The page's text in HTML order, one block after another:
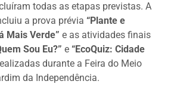
todas as etapas previstas. A
a prova prévia “Plante e
Mais Verde” e as atividades finais
Sou Eu?” e “EcoQuiz: Cidade
durante a Feira do Meio
da Independência.